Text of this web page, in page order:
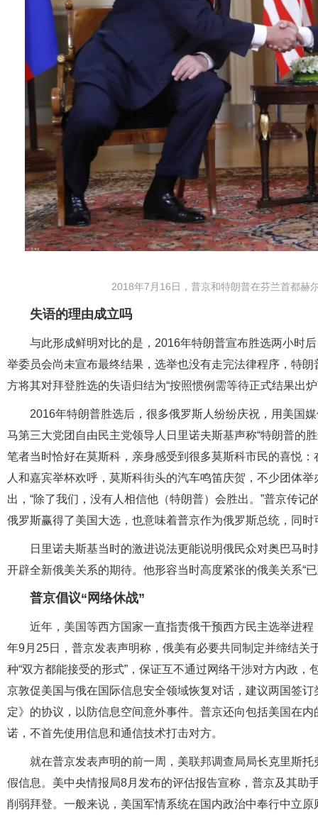
2018年7月16日，普京和特朗普在芬兰首都赫
失语的理由成立吗
与此形成鲜明对比的是，2016年特朗普宣布胜选两小时
举委员会尚未宣布最终结果，选举也没有走完法律程序，特
方将其对拜登胜选的失语归结为“按照惯例需等待正式结果出
2016年特朗普胜选后，很多俄罗斯人纷纷庆祝，用美国
马第三大党团自由民主党领导人日里诺夫斯基声称“特朗普的
笔者当时恰好在莫斯科，亲身感受到很多莫斯科市民的喜悦
人和嘉宾举杯欢呼，莫斯科街头的汽车鸣笛庆贺，不少团体
出，“除了我们，没有人相信他（特朗普）会胜出。”普京传
俄罗斯赢得了美国大选，也意味着普京作为俄罗斯总统，同时
日里诺夫斯基当时的激进说法更能说明俄民众对奥巴马
开辟全新俄美关系的期待。他形容当时高度紧张的俄美关系“
普京倡议“网络休战”
近年，美国等西方国家一直指责俄干预西方民主选举进
年9月25日，普京发表声明称，俄美有必要共同制定并缔结
种“双方都能接受的形式”，保证互不通过网络干涉对方内政
京敦促美国与俄在国际信息安全领域恢复对话，建议两国签
定》的协议，以防信息空间意外事件。普京还向包括美国在
诺，不首先使用信息和通信技术打击对方。
就在普京发表声明的前一周，美联邦调查局局长克里斯
假信息。美中央情报局8月发布的评估报告宣称，普京及其助
削弱拜登。一般来说，美国军情系统在国内政治中奉行中立